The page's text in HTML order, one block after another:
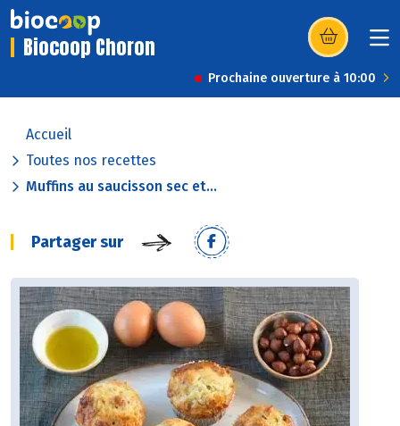
Biocoop Choron (s’ouvre dans
Prochaine ouverture à 10:00
Accueil
Toutes nos recettes
Muffins au saucisson sec et...
Partager sur